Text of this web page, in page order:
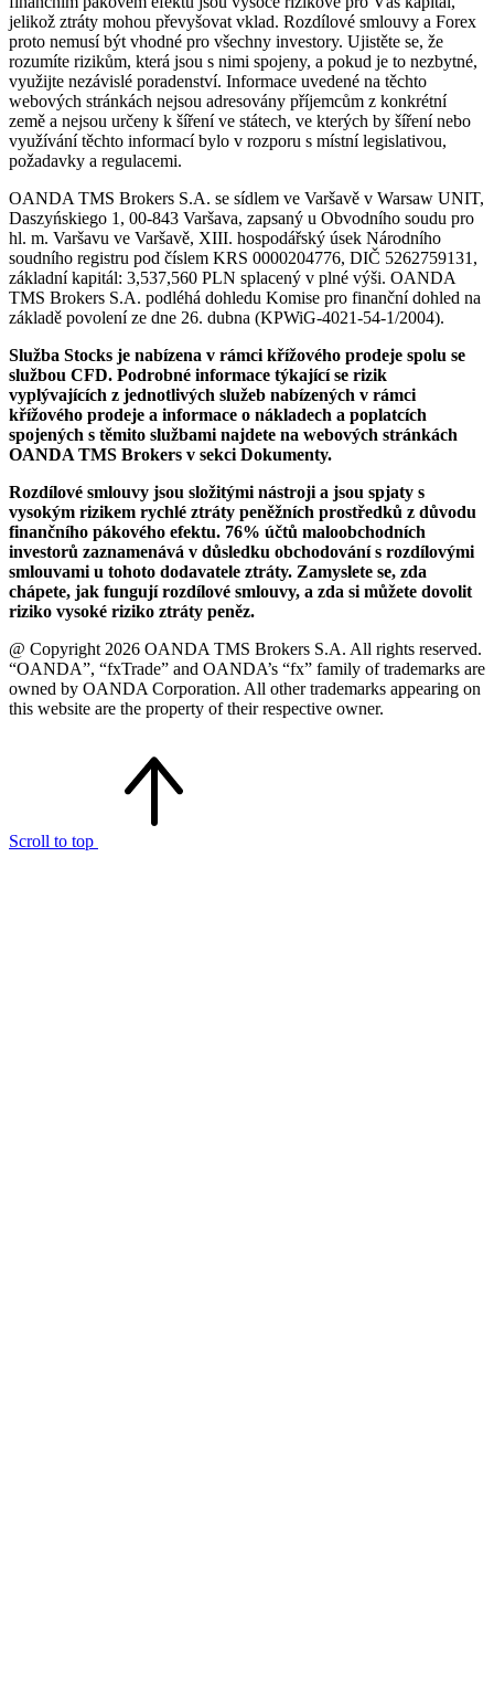
jelikož ztráty mohou převyšovat vklad. Rozdílové smlouvy a Forex
proto nemusí být vhodné pro všechny investory. Ujistěte se, že
rozumíte rizikům, která jsou s nimi spojeny, a pokud je to nezbytné,
využijte nezávislé poradenství. Informace uvedené na těchto
webových stránkách nejsou adresovány příjemcům z konkrétní
země a nejsou určeny k šíření ve státech, ve kterých by šíření nebo
využívání těchto informací bylo v rozporu s místní legislativou,
požadavky a regulacemi.
OANDA TMS Brokers S.A. se sídlem ve Varšavě v Warsaw UNIT,
Daszyńskiego 1, 00-843 Varšava, zapsaný u Obvodního soudu pro
hl. m. Varšavu ve Varšavě, XIII. hospodářský úsek Národního
soudního registru pod číslem KRS 0000204776, DIČ 5262759131,
základní kapitál: 3,537,560 PLN splacený v plné výši. OANDA
TMS Brokers S.A. podléhá dohledu Komise pro finanční dohled na
základě povolení ze dne 26. dubna (KPWiG-4021-54-1/2004).
Služba Stocks je nabízena v rámci křížového prodeje spolu se
službou CFD. Podrobné informace týkající se rizik
vyplývajících z jednotlivých služeb nabízených v rámci
křížového prodeje a informace o nákladech a poplatcích
spojených s těmito službami najdete na webových stránkách
OANDA TMS Brokers v sekci Dokumenty.
Rozdílové smlouvy jsou složitými nástroji a jsou spjaty s
vysokým rizikem rychlé ztráty peněžních prostředků z důvodu
finančního pákového efektu. 76% účtů maloobchodních
investorů zaznamenává v důsledku obchodování s rozdílovými
smlouvami u tohoto dodavatele ztráty. Zamyslete se, zda
chápete, jak fungují rozdílové smlouvy, a zda si můžete dovolit
riziko vysoké riziko ztráty peněz.
@ Copyright 2026 OANDA TMS Brokers S.A. All rights reserved.
“OANDA”, “fxTrade” and OANDA’s “fx” family of trademarks are
owned by OANDA Corporation. All other trademarks appearing on
this website are the property of their respective owner.
Scroll to top